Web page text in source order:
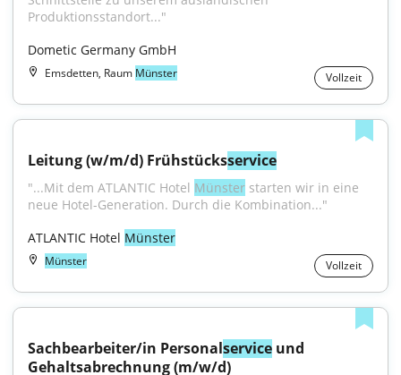
Produktionsstandort..."
Dometic Germany GmbH
Emsdetten, Raum Münster Vollzeit
Leitung (w/m/d) Frühstücksservice
"...Mit dem ATLANTIC Hotel Münster starten wir in eine
neue Hotel-Generation. Durch die Kombination..."
ATLANTIC Hotel Münster
Münster Vollzeit
Sachbearbeiter/in Personalservice und
Gehaltsabrechnung (m/w/d)